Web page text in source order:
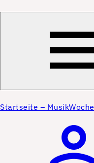
Startseite – MusikWoche